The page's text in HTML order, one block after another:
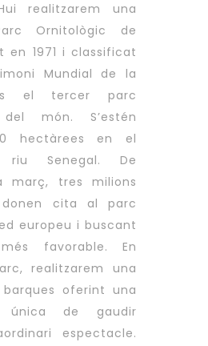
realitzarem una
Ornitològic de
en 1971 i classificat
Mundial de la
és el tercer parc
món. S’estén
hectàrees en el
Senegal. De
març, tres milions
donen cita al parc
europeu i buscant
favorable. En
realitzarem una
oferint una
única de gaudir
espectacle.